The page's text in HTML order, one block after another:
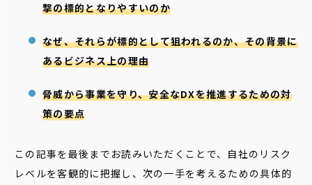
撃の標的となりやすいのか
なぜ、それらが標的として狙われるのか、その背景に
あるビジネス上の理由
脅威から事業を守り、安全なDXを推進するための対
策の要点
この記事を最後までお読みいただくことで、自社のリスク
レベルを客観的に把握し、次の一手を考えるための具体的